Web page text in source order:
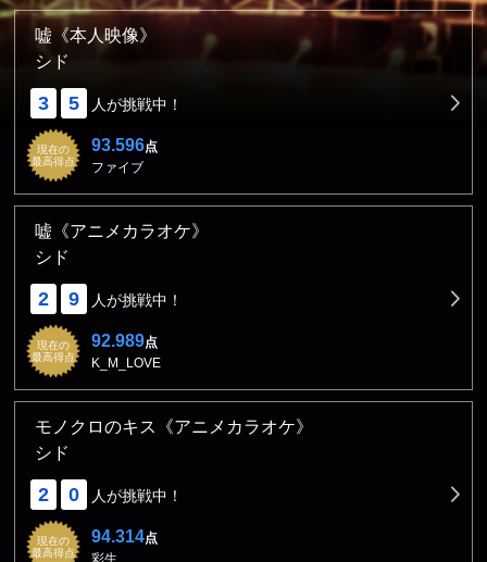
嘘《本人映像》
シド
3 5 人が挑戦中！
現在の
最高得点
93.596点
ファイブ
嘘《アニメカラオケ》
シド
2 9 人が挑戦中！
現在の
最高得点
92.989点
K_M_LOVE
モノクロのキス《アニメカラオケ》
シド
2 0 人が挑戦中！
現在の
最高得点
94.314点
彩生